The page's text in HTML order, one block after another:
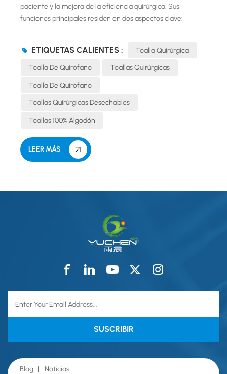
paciente y la mejora de la eficiencia quirúrgica. Sus
funciones principales residen en dos aspectos clave:
es crucial para garantizar una visibilidad clara durante los
procedimientos médicos. En términos de especificaciones
rendimiento. Vienen en un tamaño estándar de 40 x 60 cm,
y también están disponibles e...
ETIQUETAS CALIENTES : Toalla Quirúrgica
Toalla De Quirófano Toallas Quirúrgicas
Toalla De Quirófano
Toallas Quirúrgicas Desechables
Toallas 100% Algodón
LEER MÁS
Blog | Noticias